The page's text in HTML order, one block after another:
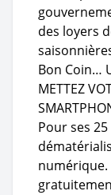
des loyers
Bon Coin…
METTEZ
Pour ses